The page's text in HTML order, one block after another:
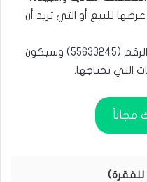
للبيع أو التي تريد أن
(
55633245) وسيكون
التي تحتاجها.
مجاناً
للفقرة)